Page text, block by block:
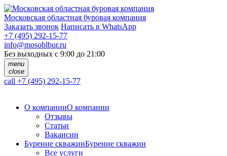
Московская областная буровая компания
Заказать звонок Написать в WhatsApp
+7 (495) 292-15-77
info@mosoblbur.ru
Без выходных с 9:00 до 21:00
menu
close
call +7 (495) 292-15-77
О компанииО компании
Отзывы
Статьи
Вакансии
Бурение скважинБурение скважин
Все услуги